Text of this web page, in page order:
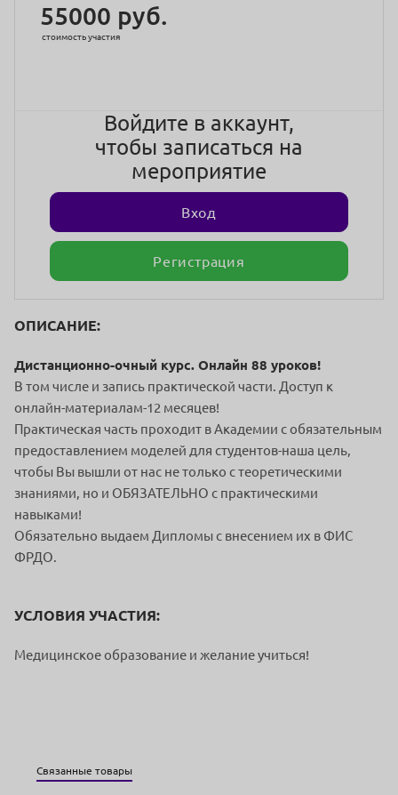
55000 руб.
стоимость участия
Войдите в аккаунт,
чтобы записаться на
мероприятие
Вход
Регистрация
ОПИСАНИЕ:
Дистанционно-очный курс. Онлайн 88 уроков!
В том числе и запись практической части. Доступ к
онлайн-материалам-12 месяцев!
Практическая часть проходит в Академии с обязательным
предоставлением моделей для студентов-наша цель,
чтобы Вы вышли от нас не только с теоретическими
знаниями, но и ОБЯЗАТЕЛЬНО с практическими
навыками!
Обязательно выдаем Дипломы с внесением их в ФИС
ФРДО.
УСЛОВИЯ УЧАСТИЯ:
Медицинское образование и желание учиться!
Связанные товары